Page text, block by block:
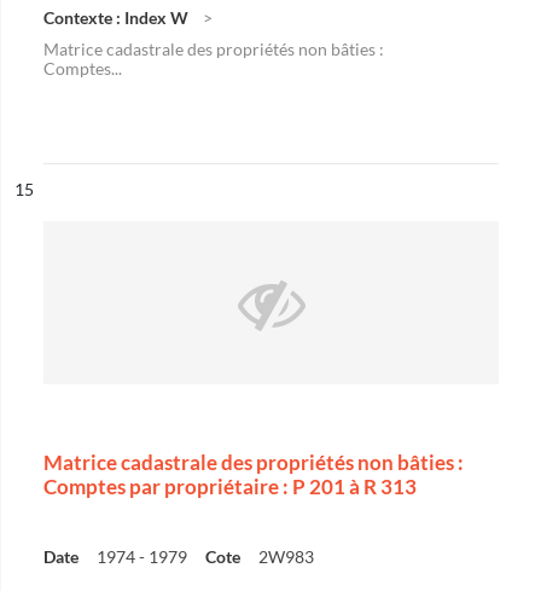
Contexte : Index W
Matrice cadastrale des propriétés non bâties :
Comptes...
n°
15
Matrice cadastrale des propriétés non bâties :
Comptes par propriétaire : P 201 à R 313
Date 1974 - 1979 Cote 2W983